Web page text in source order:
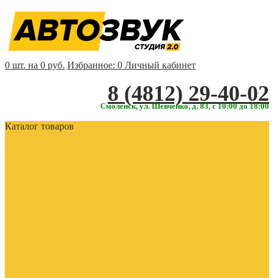
0 шт. на 0 руб. Избранное: 0 Личный кабинет
‎‎8 (4812) 29-40-02
Смоленск, ул. Шевченко, д. 83, с 10:00 до 18:00
Каталог товаров